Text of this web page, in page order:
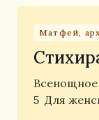
Матфей,
5 Для